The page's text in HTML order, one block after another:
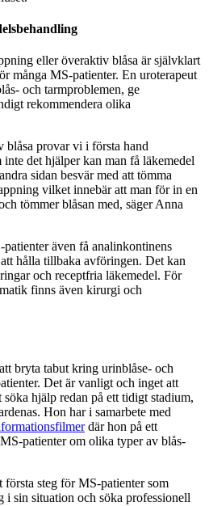
eller överaktiv blåsa är självklart
många MS-patienter. En uroterapeut
och tarmproblemen, ge
rekommendera olika
blåsa provar vi i första hand
det hjälper kan man få läkemedel
sidan besvär med att tömma
vilket innebär att man för in en
tömmer blåsan med, säger Anna
även få analinkontinens
hålla tillbaka avföringen. Det kan
och receptfria läkemedel. För
finns även kirurgi och
bryta tabut kring urinblåse- och
Det är vanligt och inget att
hjälp redan på ett tidigt stadium,
Hon har i samarbete med
där hon på ett
patienter om olika typer av blås-
steg för MS-patienter som
i sin situation och söka professionell